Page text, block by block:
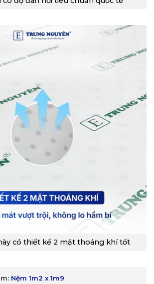
có thiết kế 2 mặt thoáng khí tốt
Nệm 1m2 x 1m9